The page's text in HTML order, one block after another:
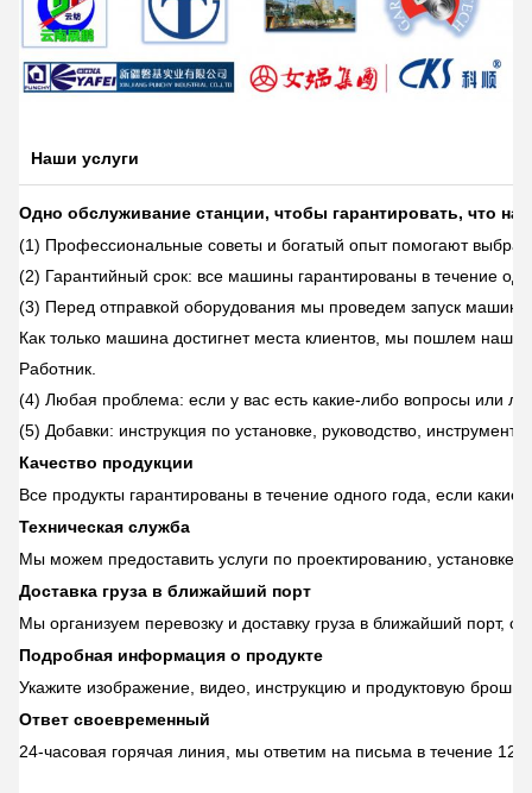
Наши услуги
Одно обслуживание станции, чтобы гарантировать, что
(1) Профессиональные советы и богатый опыт помогают
(2) Гарантийный срок: все машины гарантированы в течение
(3) Перед отправкой оборудования мы проведем запуск машины
Как только машина достигнет места клиентов, мы пошлем
Работник.
(4) Любая проблема: если у вас есть какие-либо вопросы или
(5) Добавки: инструкция по установке, руководство,
Качество продукции
Все продукты гарантированы в течение одного года, если
Техническая служба
Мы можем предоставить услуги по проектированию, установке
Доставка груза в ближайший порт
Мы организуем перевозку и доставку груза в ближайший порт,
Подробная информация о продукте
Укажите изображение, видео, инструкцию и продуктовую
Ответ своевременный
24-часовая горячая линия, мы ответим на письма в течение 12